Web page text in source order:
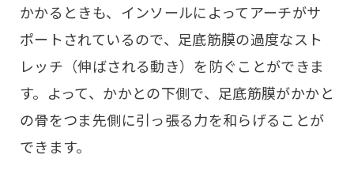
かかるときも、インソールによってアーチがサ
ポートされているので、足底筋膜の過度なスト
レッチ（伸ばされる動き）を防ぐことができま
す。よって、かかとの下側で、足底筋膜がかかと
の骨をつま先側に引っ張る力を和らげることが
できます。